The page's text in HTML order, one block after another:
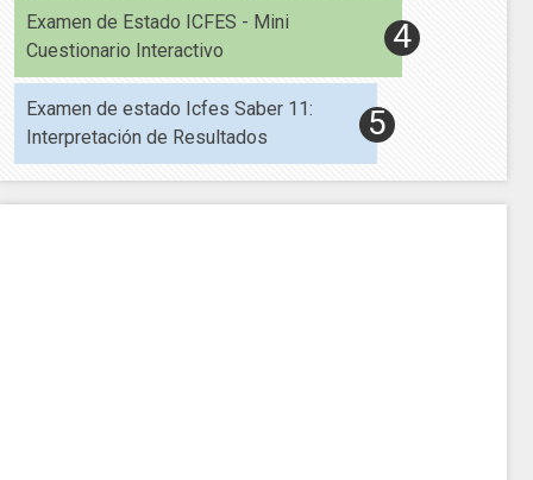
Examen de Estado ICFES - Mini
Cuestionario Interactivo
Examen de estado Icfes Saber 11:
Interpretación de Resultados